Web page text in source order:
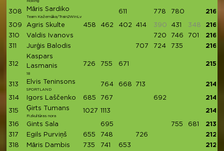
308 Māris Sardiko
Team Kažemāka/Train2WinLv
611 778 780 2169
309 Agris Skulte 458 462 402 414 390 431 348
2167
310
Valdis Ivanovs 720 746 701
2167
311
Jurģis Balodis 707 724 735 2166
312
Kaspars
Lasmanis
18
726 755 671 2152
313 Elvis Teninsons
SPORTLAND
764 668 713 2145
314 Igors Laščenko 685 767 692 2144
315 Ģirts Tumans
Fizkultūras nora
1027 1113 2140
316 Gints Sala 695 755 681
2131
317
Egils Purviņš 655 748 726
2129
318
Māris Dambis 735 741 653 2129